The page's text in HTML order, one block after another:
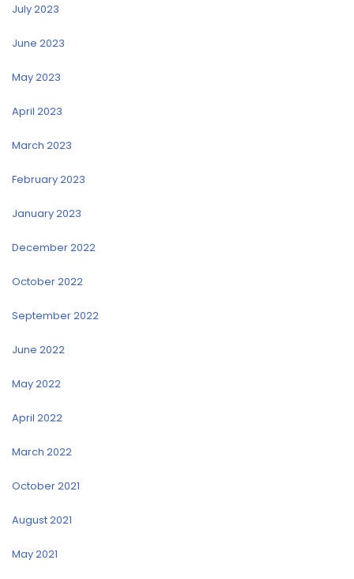
July 2023
June 2023
May 2023
April 2023
March 2023
February 2023
January 2023
December 2022
October 2022
September 2022
June 2022
May 2022
April 2022
March 2022
October 2021
August 2021
May 2021